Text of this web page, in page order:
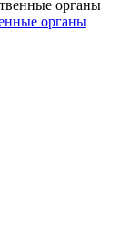
органы